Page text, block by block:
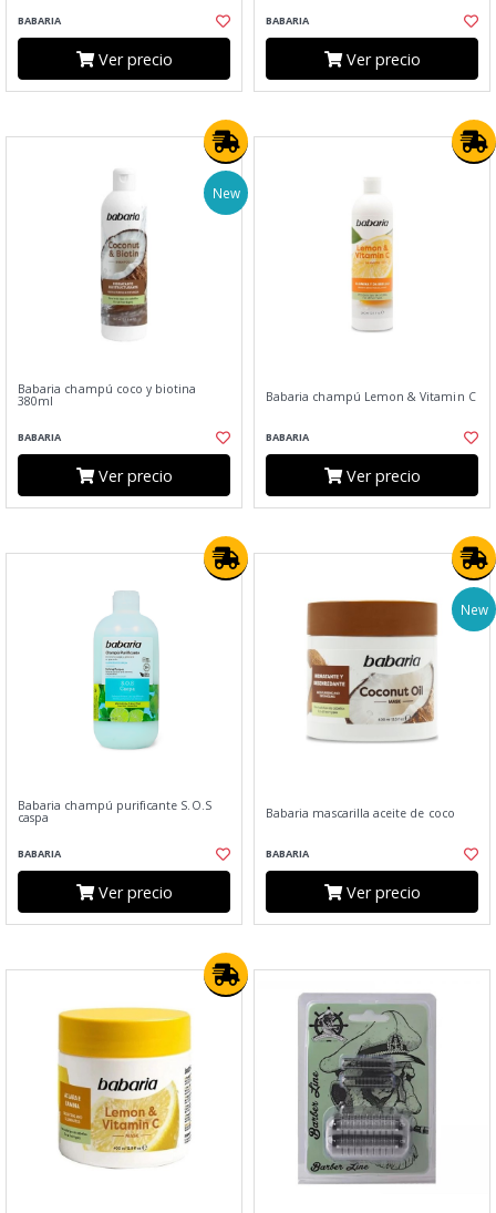
BABARIA
Ver precio
BABARIA
Ver precio
New
Babaria champú coco y biotina
380ml
BABARIA
Ver precio
Babaria champú Lemon & Vitamin C
BABARIA
Ver precio
Babaria champú purificante S.O.S
caspa
BABARIA
Ver precio
New
Babaria mascarilla aceite de coco
BABARIA
Ver precio